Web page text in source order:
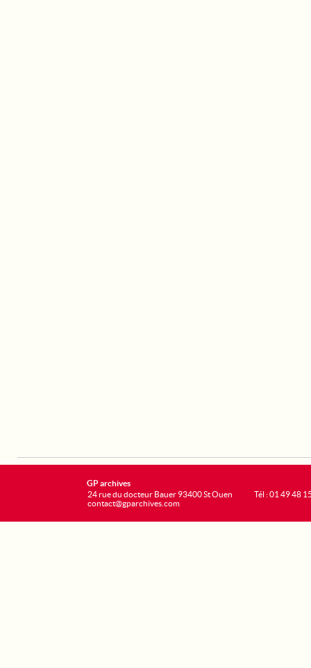
GP archives
24 rue du docteur Bauer 93400 St Ouen
contact@gparchives.com
Tél : 01 49 48